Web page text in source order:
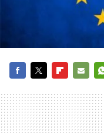
MAIL